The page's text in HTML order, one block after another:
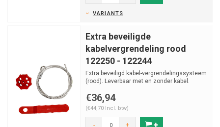
VARIANTS
Extra beveiligde
kabelvergrendeling rood
122250 - 122244
Extra beveiligd kabel-vergrendelingssysteem
(rood). Leverbaar met en zonder kabel.
€36,94
(€44,70 Incl. btw)
- +